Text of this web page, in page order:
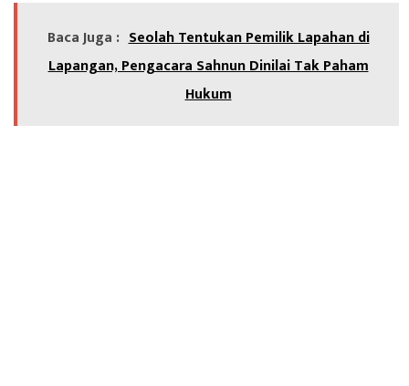
Baca Juga : Seolah Tentukan Pemilik Lapahan di
Lapangan, Pengacara Sahnun Dinilai Tak Paham
Hukum